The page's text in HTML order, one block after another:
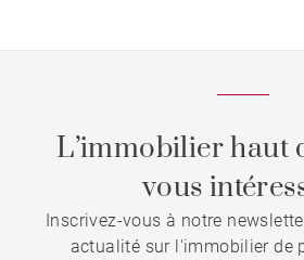
L’immobilier haut
vous
Inscrivez-vous à notre
actualité sur l'immobilier de